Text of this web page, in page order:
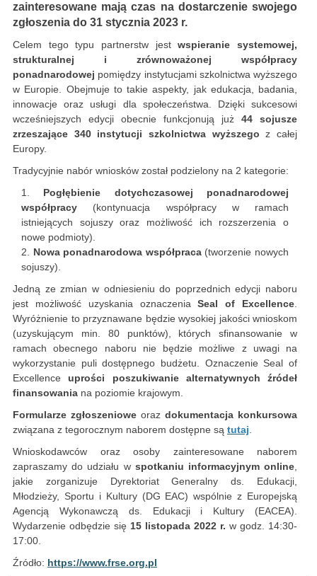
zainteresowane mają czas na dostarczenie swojego
zgłoszenia do 31 stycznia 2023 r.
Celem tego typu partnerstw jestwspieranie systemowej,
strukturalnej i zrównoważonej współpracy
ponadnarodowej pomiędzy instytucjami szkolnictwa wyższego
w Europie. Obejmuje to takie aspekty, jak edukacja, badania,
innowacje oraz usługi dla społeczeństwa. Dzięki sukcesowi
wcześniejszych edycji obecnie funkcjonują już 44 sojusze
zrzeszające 340 instytucji szkolnictwa wyższego z całej
Europy.
Tradycyjnie nabór wniosków został podzielony na 2 kategorie:
Pogłębienie dotychczasowej ponadnarodowej
współpracy (kontynuacja współpracy w ramach
istniejących sojuszy oraz możliwość ich rozszerzenia o
nowe podmioty).
Nowa ponadnarodowa współpraca(tworzenie nowych
sojuszy).
Jedną ze zmian w odniesieniu do poprzednich edycji naboru
jest możliwość uzyskania oznaczeniaSeal of Excellence.
Wyróżnienie to przyznawane będzie wysokiej jakości wnioskom
(uzyskującym min. 80 punktów), których sfinansowanie w
ramach obecnego naboru nie będzie możliwe z uwagi na
wykorzystanie puli dostępnego budżetu. Oznaczenie Seal of
Excellenceuprości poszukiwanie alternatywnych źródeł
finansowania na poziomie krajowym.
Formularze zgłoszeniowe oraz dokumentacja konkursowa
związana z tegorocznym naborem dostępne są tutaj.
Wnioskodawców oraz osoby zainteresowane naborem
zapraszamy do udziału w spotkaniu informacyjnym online,
jakie zorganizuje Dyrektoriat Generalny ds. Edukacji,
Młodzieży, Sportu i Kultury (DG EAC) wspólnie z Europejską
Agencją Wykonawczą ds. Edukacji i Kultury (EACEA).
Wydarzenie odbędzie się 15 listopada 2022 r. w godz. 14:30-
17:00.
Źródło: https://www.frse.org.pl